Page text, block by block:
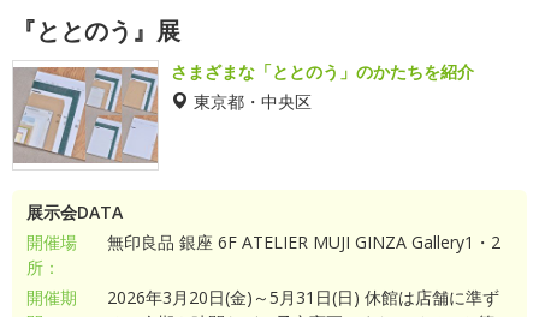
『ととのう』展
さまざまな「ととのう」のかたちを紹介
東京都・中央区
展示会DATA
開催場
所：
無印良品 銀座 6F ATELIER MUJI GINZA Gallery1・2
開催期
2026年3月20日(金)～5月31日(日) 休館は店舗に準ず